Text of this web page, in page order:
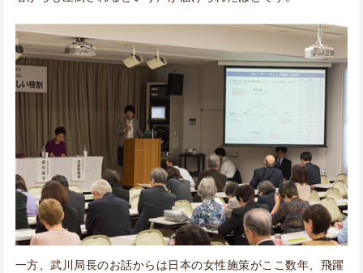
一方、武川局長のお話からは日本の女性施策がここ数年、飛躍